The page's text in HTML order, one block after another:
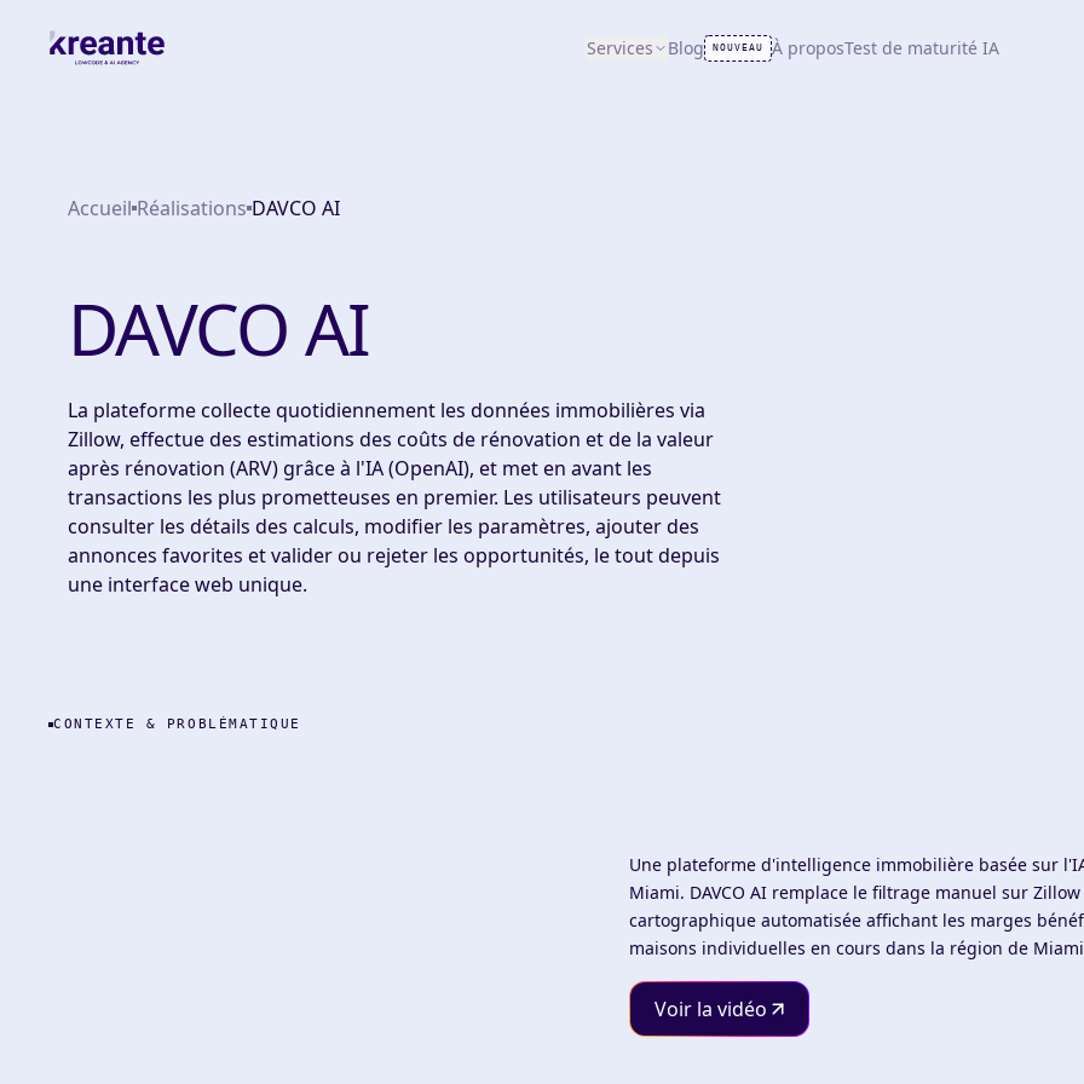
Services Blog NOUVEAU À proposTest de maturité IA
Accueil Réalisations DAVCO AI
DAVCO AI
La plateforme collecte quotidiennement les données immobilières via
Zillow, effectue des estimations des coûts de rénovation et de la valeur
après rénovation (ARV) grâce à l'IA (OpenAI), et met en avant les
transactions les plus prometteuses en premier. Les utilisateurs peuvent
consulter les détails des calculs, modifier les paramètres, ajouter des
annonces favorites et valider ou rejeter les opportunités, le tout depuis
une interface web unique.
CONTEXTE & PROBLÉMATIQUE
Une plateforme d'intelligence immobilière basée sur
Miami. DAVCO AI remplace le filtrage manuel sur
cartographique automatisée affichant les marges
maisons individuelles en cours dans la région de
Voir la vidéo